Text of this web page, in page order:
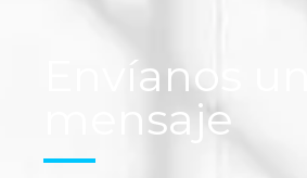
Envíanos un
mensaje